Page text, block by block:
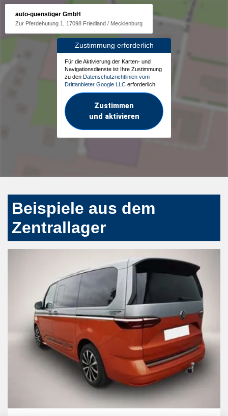
auto-guenstiger GmbH
Zur Pferdehutung 1, 17098 Friedland / Mecklenburg
Zustimmung erforderlich
Für die Aktivierung der Karten- und
Navigationsdienste ist Ihre Zustimmung
zu den Datenschutzrichtlinien vom
Drittanbieter Google LLC erforderlich.
Zustimmen
und aktivieren
Beispiele aus dem
Zentrallager